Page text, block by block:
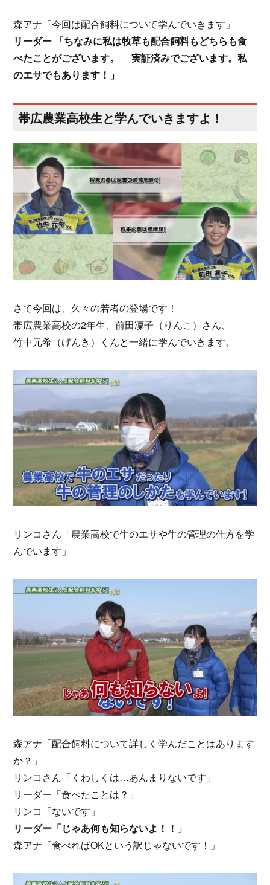
森アナ「今回は配合飼料について学んでいきます」
リーダー 「ちなみに私は牧草も配合飼料もどちらも食
べたことがございます。 実証済みでございます。私
のエサでもあります！」
帯広農業高校生と学んでいきますよ！
さて今回は、久々の若者の登場です！
帯広農業高校の2年生、前田凜子（りんこ）さん、
竹中元希（げんき）くんと一緒に学んでいきます。
リンコさん「農業高校で牛のエサや牛の管理の仕方を学
んでいます」
森アナ「配合飼料について詳しく学んだことはあります
か？」
リンコさん「くわしくは…あんまりないです」
リーダー「食べたことは？」
リンコ「ないです」
リーダー「じゃあ何も知らないよ！！」
森アナ「食べればOKという訳じゃないです！」